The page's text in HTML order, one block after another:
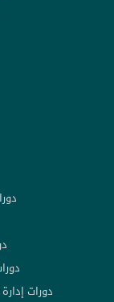
دورات